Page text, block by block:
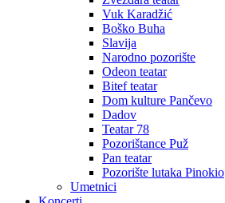
Vuk Karadžić
Boško Buha
Slavija
Narodno pozorište
Odeon teatar
Bitef teatar
Dom kulture Pančevo
Dadov
Teatar 78
Pozorištance Puž
Pan teatar
Pozorište lutaka Pinokio
Umetnici